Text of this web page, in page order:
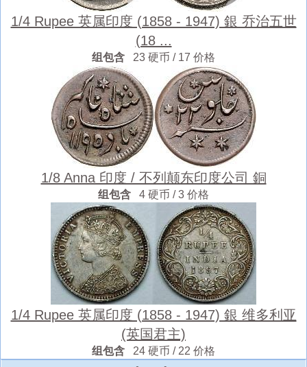
1/4 Rupee 英属印度 (1858 - 1947) 銀 乔治五世
(18 ...
组包含 23 硬币 / 17 价格
1/8 Anna 印度 / 不列颠东印度公司 銅
组包含 4 硬币 / 3 价格
1/4 Rupee 英属印度 (1858 - 1947) 銀 维多利亚
(英国君主)
组包含 24 硬币 / 22 价格